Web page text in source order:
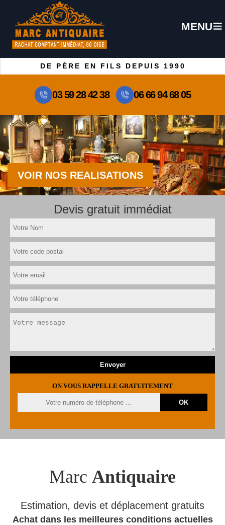
MENU
DE PÈRE EN FILS DEPUIS 1990
03 59 28 42 38 06 66 94 68 05
VOIR NOS REALISATIONS
Devis gratuit immédiat
ON VOUS RAPPELLE GRATUITEMENT
Marc Antiquaire
Estimation, devis et déplacement gratuits
Achat dans les meilleures conditions actuelles